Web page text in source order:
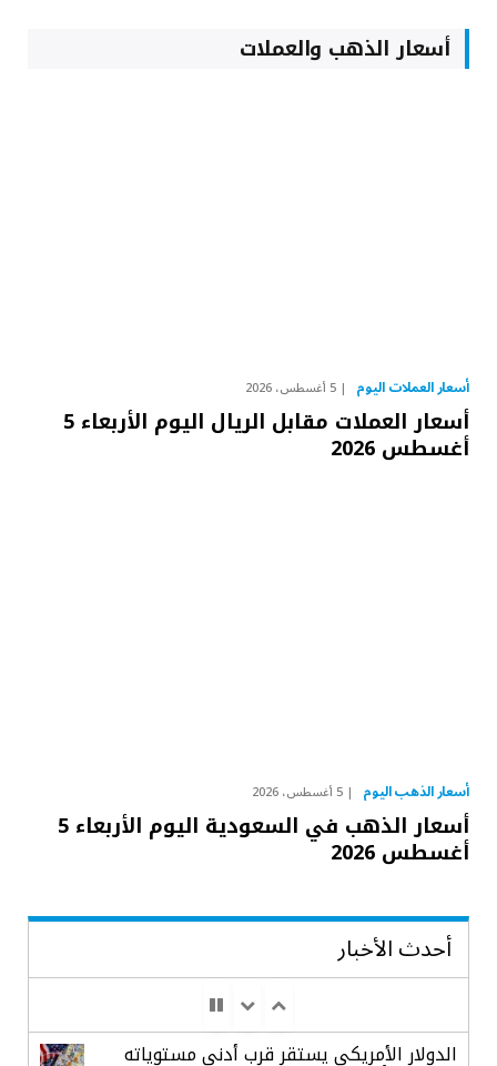
أسعار الذهب والعملات
أسعار العملات اليوم 5 أغسطس، 2026
أسعار العملات مقابل الريال اليوم الأربعاء 5
أغسطس 2026
أسعار الذهب اليوم 5 أغسطس، 2026
أسعار الذهب في السعودية اليوم الأربعاء 5
أغسطس 2026
أحدث الأخبار
الدولار الأمريكي يستقر قرب أدنى مستوياته